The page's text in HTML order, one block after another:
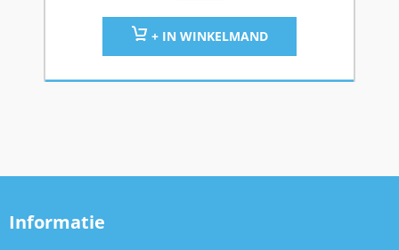
+ IN WINKELMAND
Informatie